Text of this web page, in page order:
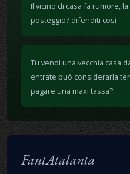
Il vicino di casa fa rumore,
posteggio? difenditi così
Tu vendi una vecchia casa
entrate può considerarla
pagare una maxi tassa?
FantAtalanta